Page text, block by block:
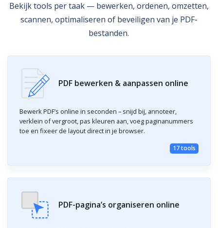
Bekijk tools per taak — bewerken, ordenen, omzetten,
scannen, optimaliseren of beveiligen van je PDF-
bestanden.
PDF bewerken & aanpassen online
Bewerk PDF’s online in seconden – snijd bij, annoteer,
verklein of vergroot, pas kleuren aan, voeg paginanummers
toe en fixeer de layout direct in je browser.
17 tools
PDF-pagina’s organiseren online